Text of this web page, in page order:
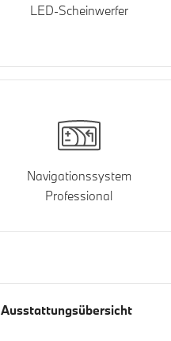
LED-Scheinwerfer
Navigationssystem
Professional
Ausstattungsübersicht